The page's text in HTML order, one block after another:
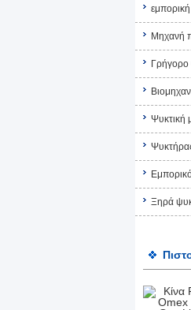
Μηχανή
Γρήγορο
Ψυκτική
Ξηρά